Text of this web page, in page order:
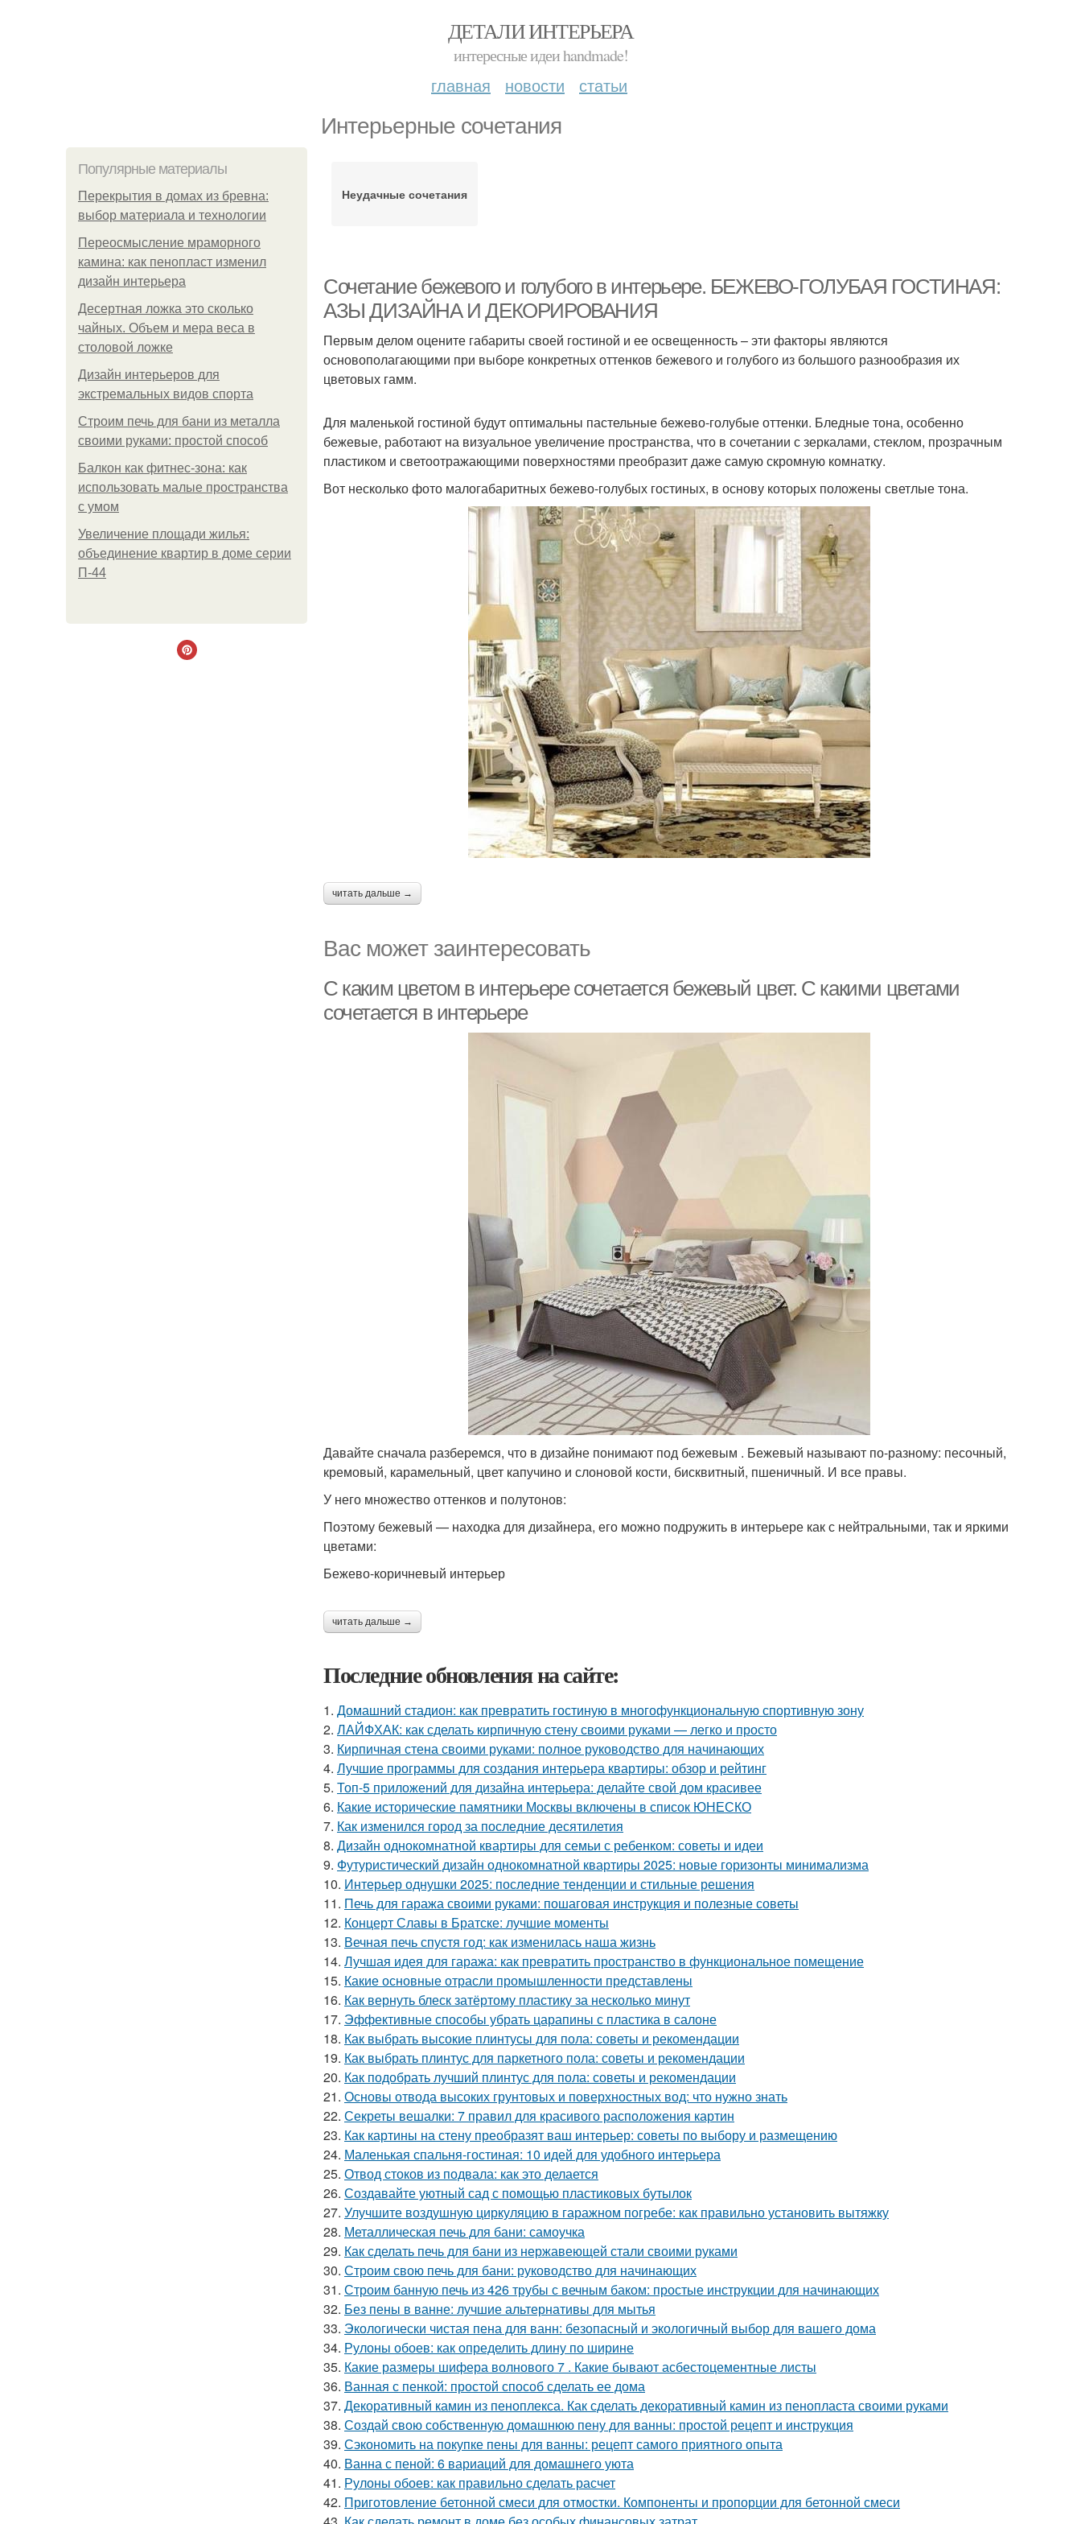
ДЕТАЛИ ИНТЕРЬЕРА
интересные идеи handmade!
главная новости статьи
Интерьерные сочетания
Популярные материалы
Перекрытия в домах из бревна:
выбор материала и технологии
Переосмысление мраморного
камина: как пенопласт изменил
дизайн интерьера
Десертная ложка это сколько
чайных. Объем и мера веса в
столовой ложке
Дизайн интерьеров для
экстремальных видов спорта
Строим печь для бани из металла
своими руками: простой способ
Балкон как фитнес-зона: как
использовать малые пространства
с умом
Увеличение площади жилья:
объединение квартир в доме серии
П-44
Неудачные сочетания
Сочетание бежевого и голубого в интерьере. БЕЖЕВО-ГОЛУБАЯ ГОСТИНАЯ:
АЗЫ ДИЗАЙНА И ДЕКОРИРОВАНИЯ
Первым делом оцените габариты своей гостиной и ее освещенность – эти факторы являются
основополагающими при выборе конкретных оттенков бежевого и голубого из большого разнообразия их
цветовых гамм.
Для маленькой гостиной будут оптимальны пастельные бежево-голубые оттенки. Бледные тона, особенно
бежевые, работают на визуальное увеличение пространства, что в сочетании с зеркалами, стеклом, прозрачным
пластиком и светоотражающими поверхностями преобразит даже самую скромную комнатку.
Вот несколько фото малогабаритных бежево-голубых гостиных, в основу которых положены светлые тона.
читать дальше →
Вас может заинтересовать
С каким цветом в интерьере сочетается бежевый цвет. С какими цветами
сочетается в интерьере
Давайте сначала разберемся, что в дизайне понимают под бежевым . Бежевый называют по-разному: песочный,
кремовый, карамельный, цвет капучино и слоновой кости, бисквитный, пшеничный. И все правы.
У него множество оттенков и полутонов:
Поэтому бежевый — находка для дизайнера, его можно подружить в интерьере как с нейтральными, так и яркими
цветами:
Бежево-коричневый интерьер
читать дальше →
Последние обновления на сайте:
1. Домашний стадион: как превратить гостиную в многофункциональную спортивную зону
2. ЛАЙФХАК: как сделать кирпичную стену своими руками — легко и просто
3. Кирпичная стена своими руками: полное руководство для начинающих
4. Лучшие программы для создания интерьера квартиры: обзор и рейтинг
5. Топ-5 приложений для дизайна интерьера: делайте свой дом красивее
6. Какие исторические памятники Москвы включены в список ЮНЕСКО
7. Как изменился город за последние десятилетия
8. Дизайн однокомнатной квартиры для семьи с ребенком: советы и идеи
9. Футуристический дизайн однокомнатной квартиры 2025: новые горизонты минимализма
10. Интерьер однушки 2025: последние тенденции и стильные решения
11. Печь для гаража своими руками: пошаговая инструкция и полезные советы
12. Концерт Славы в Братске: лучшие моменты
13. Вечная печь спустя год: как изменилась наша жизнь
14. Лучшая идея для гаража: как превратить пространство в функциональное помещение
15. Какие основные отрасли промышленности представлены
16. Как вернуть блеск затёртому пластику за несколько минут
17. Эффективные способы убрать царапины с пластика в салоне
18. Как выбрать высокие плинтусы для пола: советы и рекомендации
19. Как выбрать плинтус для паркетного пола: советы и рекомендации
20. Как подобрать лучший плинтус для пола: советы и рекомендации
21. Основы отвода высоких грунтовых и поверхностных вод: что нужно знать
22. Секреты вешалки: 7 правил для красивого расположения картин
23. Как картины на стену преобразят ваш интерьер: советы по выбору и размещению
24. Маленькая спальня-гостиная: 10 идей для удобного интерьера
25. Отвод стоков из подвала: как это делается
26. Создавайте уютный сад с помощью пластиковых бутылок
27. Улучшите воздушную циркуляцию в гаражном погребе: как правильно установить вытяжку
28. Металлическая печь для бани: самоучка
29. Как сделать печь для бани из нержавеющей стали своими руками
30. Строим свою печь для бани: руководство для начинающих
31. Строим банную печь из 426 трубы с вечным баком: простые инструкции для начинающих
32. Без пены в ванне: лучшие альтернативы для мытья
33. Экологически чистая пена для ванн: безопасный и экологичный выбор для вашего дома
34. Рулоны обоев: как определить длину по ширине
35. Какие размеры шифера волнового 7 . Какие бывают асбестоцементные листы
36. Ванная с пенкой: простой способ сделать ее дома
37. Декоративный камин из пеноплекса. Как сделать декоративный камин из пенопласта своими руками
38. Создай свою собственную домашнюю пену для ванны: простой рецепт и инструкция
39. Сэкономить на покупке пены для ванны: рецепт самого приятного опыта
40. Ванна с пеной: 6 вариаций для домашнего уюта
41. Рулоны обоев: как правильно сделать расчет
42. Приготовление бетонной смеси для отмостки. Компоненты и пропорции для бетонной смеси